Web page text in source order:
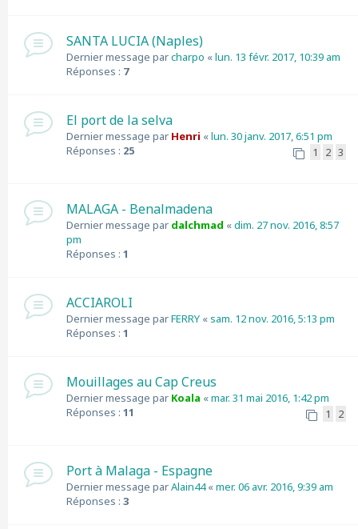
SANTA LUCIA (Naples)
Dernier message parcharpo «lun. 13 févr. 2017, 10:39 am
Réponses : 7
El port de la selva
Dernier message par Henri «lun. 30 janv. 2017, 6:51 pm
Réponses : 25 1 2 3
MALAGA - Benalmadena
Dernier message par dalchmad «dim. 27 nov. 2016, 8:57
pm
Réponses : 1
ACCIAROLI
Dernier message parFERRY «sam. 12 nov. 2016, 5:13 pm
Réponses : 1
Mouillages au Cap Creus
Dernier message par Koala «mar. 31 mai 2016, 1:42 pm
Réponses : 11 1 2
Port à Malaga - Espagne
Dernier message parAlain44«mer. 06 avr. 2016, 9:39 am
Réponses : 3